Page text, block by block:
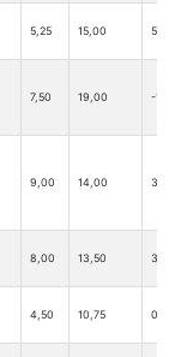
5,25 15,00 5,25
7,50 19,00 -
9,00 14,00 3,00
8,00 13,50 3,75
4,50 10,75 0,50